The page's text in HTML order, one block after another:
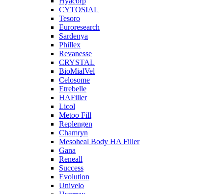
CYTOSIAL
Tesoro
Euroresearch
Sardenya
Phillex
Revanesse
CRYSTAL
BioMialVel
Celosome
Etrebelle
HAFiller
Licol
Metoo Fill
Replengen
Chamryn
Mesoheal Body HA Filler
Gana
Reneall
Success
Evolution
Univelo